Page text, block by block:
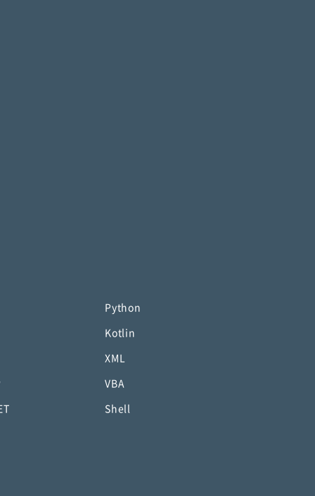
Python
Kotlin
XML
VBA
Shell